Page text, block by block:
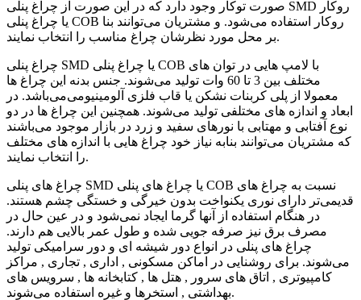
صورت توکار وجود دارد که در این صورت از چراغ پنلی SMD روکار
یا چراغ پنلی COB روکار استفاده می‌شود. و مشتریان می‌توانند بنا
بر محل مورد نظرشان چراغ مناسب را انتخاب نمایند.
چراغ پنلی SMD یا چراغ پنلی COB با لامپ هایی در توان های
مختلف بین 3 تا 60 وات تولید می‌شوند. جنس بدنه این چراغ ها
معمولا از پلی کربنات نشکن یا قاب فلزی آلومینیومی‌می‌باشد. در
ابعاد و اندازه های مختلفی تولید می‌شوند. همچنین این چراغ ها در دو
نوع آفتابی و مهتابی با نورهای سفید و زرد در بازار موجود می‌باشند
که مشتریان می‌توانند بنابه نیاز خود چراغ هایی با اندازه های مختلف
را انتخاب نمایند.
چراغ های پنلی SMD یا چراغ های پنلی COB نسبت به چراغ های
قدیمی‌تر دارای نوری یکنواخت بدون خیرگی و خستگی چشم هستند.
در هنگام استفاده از آنها گرما ایجاد نمی‌شود و در عین حال در
مصرف برق نیز صرفه جویی شده و طول عمر بالایی هم دارند.
چراغ های پنلی در انواع دور شیشه ای و دور سرامیکی تولید
می‌شوند. برای روشنایی در اماکن مسکونی , اداری , تجاری , مراکز
کامپیوتری , اتاق های سرور , هتل ها , کتابخانه ها , سرویس های
بهداشتی , استخرها و غیره استفاده می‌شوند.